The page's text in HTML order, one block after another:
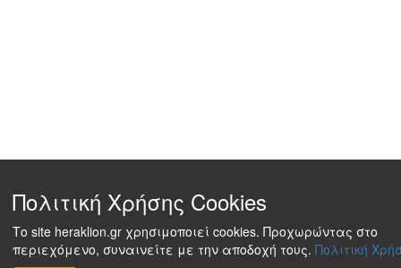
Πολιτική Χρήσης Cookies
Το site heraklion.gr χρησιμοποιεί cookies. Προχωρώντας στο
περιεχόμενο, συναινείτε με την αποδοχή τους. Πολιτική